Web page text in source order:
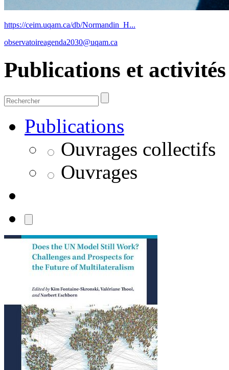
https://ceim.uqam.ca/db/Normandin_H...
observatoireagenda2030@uqam.ca
Publications et activités
Publications
Ouvrages collectifs
Ouvrages